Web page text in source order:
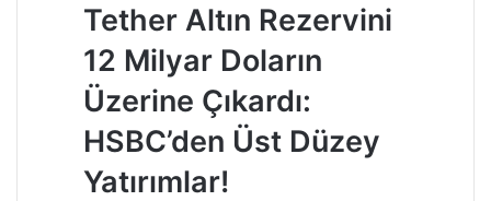
Tether Altın Rezervini
12 Milyar Doların
Üzerine Çıkardı:
HSBC’den Üst Düzey
Yatırımlar!